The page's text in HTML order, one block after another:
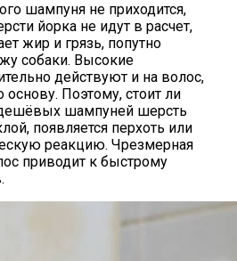
шампуня не приходится,
йорка не идут в расчет,
жир и грязь, попутно
собаки. Высокие
действуют и на волос,
основу. Поэтому, стоит ли
дешёвых шампуней шерсть
появляется перхоть или
реакцию. Чрезмерная
приводит к быстрому